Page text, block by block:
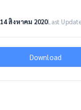
14 สิงหาคม 2020Last
Download